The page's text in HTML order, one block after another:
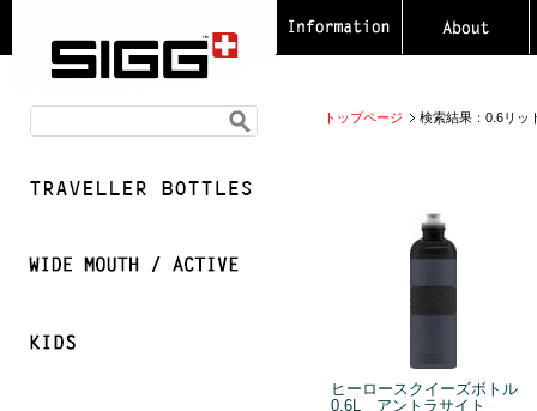
トップページ 検索結果：0.6リッ
ヒーロースクイーズボトル
0.6L アントラサイト